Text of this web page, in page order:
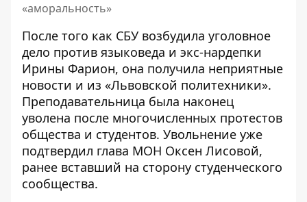
«аморальность»
После того как СБУ возбудила уголовное
дело против языковеда и экс-нардепки
Ирины Фарион, она получила неприятные
новости и из «Львовской политехники».
Преподавательница была наконец
уволена после многочисленных протестов
общества и студентов. Увольнение уже
подтвердил глава МОН Оксен Лисовой,
ранее вставший на сторону студенческого
сообщества.